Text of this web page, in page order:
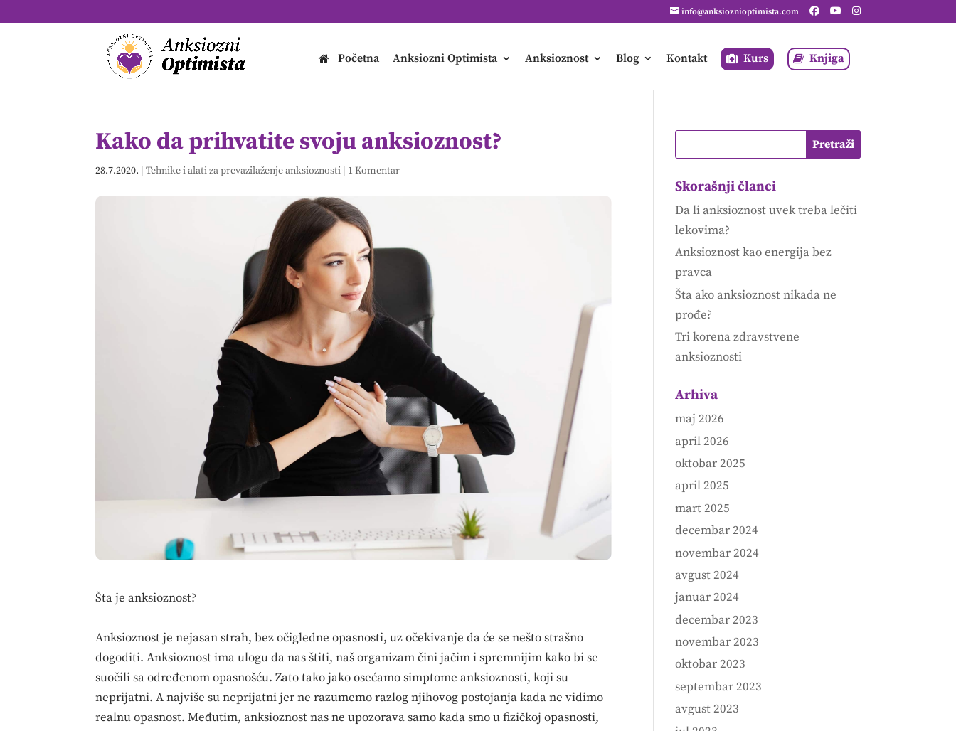
info@anksioznioptimista.com
Početna Anksiozni Optimista Anksioznost Blog Kontakt Kurs Knjiga
Kako da prihvatite svoju anksioznost?
28.7.2020. |Tehnike i alati za prevazilaženje anksioznosti | 1 Komentar
Šta je anksioznost?
Anksioznost je nejasan strah, bez očigledne opasnosti, uz očekivanje da će se nešto strašno
dogoditi. Anksioznost ima ulogu da nas štiti, naš organizam čini jačim i spremnijim kako bi se
suočili sa određenom opasnošću. Zato tako jako osećamo simptome anksioznosti, koji su
neprijatni. A najviše su neprijatni jer ne razumemo razlog njihovog postojanja kada ne vidimo
realnu opasnost. Međutim, anksioznost nas ne upozorava samo kada smo u fizičkoj opasnosti,
Skorašnji članci
Da li anksioznost uvek treba lečiti
lekovima?
Anksioznost kao energija bez
pravca
Šta ako anksioznost nikada ne
prođe?
Tri korena zdravstvene
anksioznosti
Arhiva
maj 2026
april 2026
oktobar 2025
april 2025
mart 2025
decembar 2024
novembar 2024
avgust 2024
januar 2024
decembar 2023
novembar 2023
oktobar 2023
septembar 2023
avgust 2023